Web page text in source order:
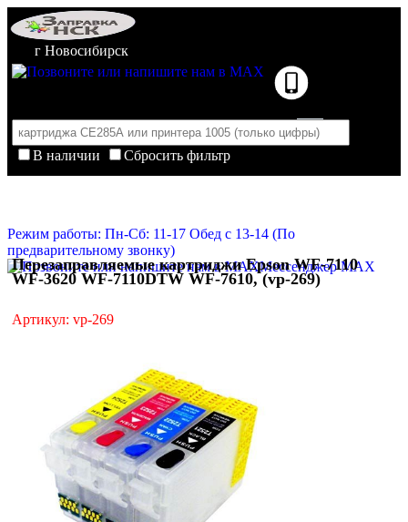
г Новосибирск
В наличии
Сбросить фильтр
Корзина пуста
Режим работы: Пн-Сб: 11-17 Обед с 13-14 (По
предварительному звонку)
Мессенджер MAX
Перезаправляемые картриджи Epson WF-7110
WF-3620 WF-7110DTW WF-7610, (vp-269)
Артикул: vp-269